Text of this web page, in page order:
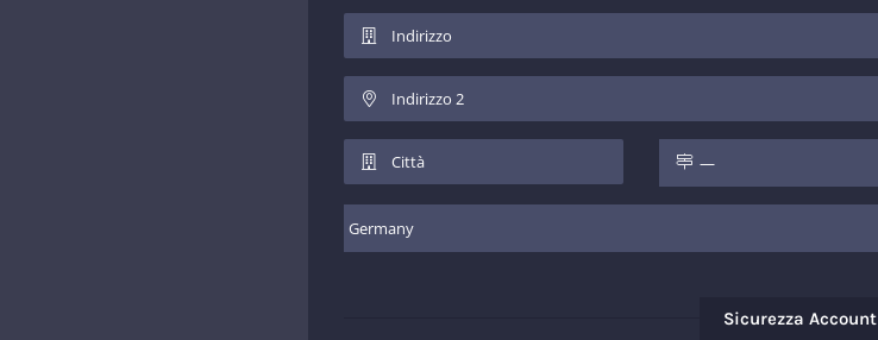
Sicurezza Account